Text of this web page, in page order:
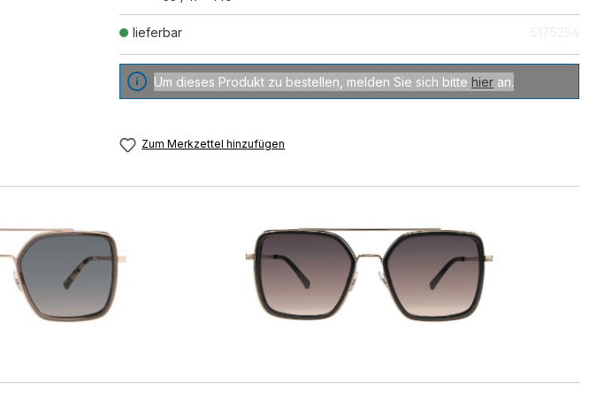
lieferbar
Um dieses Produkt zu bestellen, melden Sie sich bitte hier an.
Zum Merkzettel hinzufügen